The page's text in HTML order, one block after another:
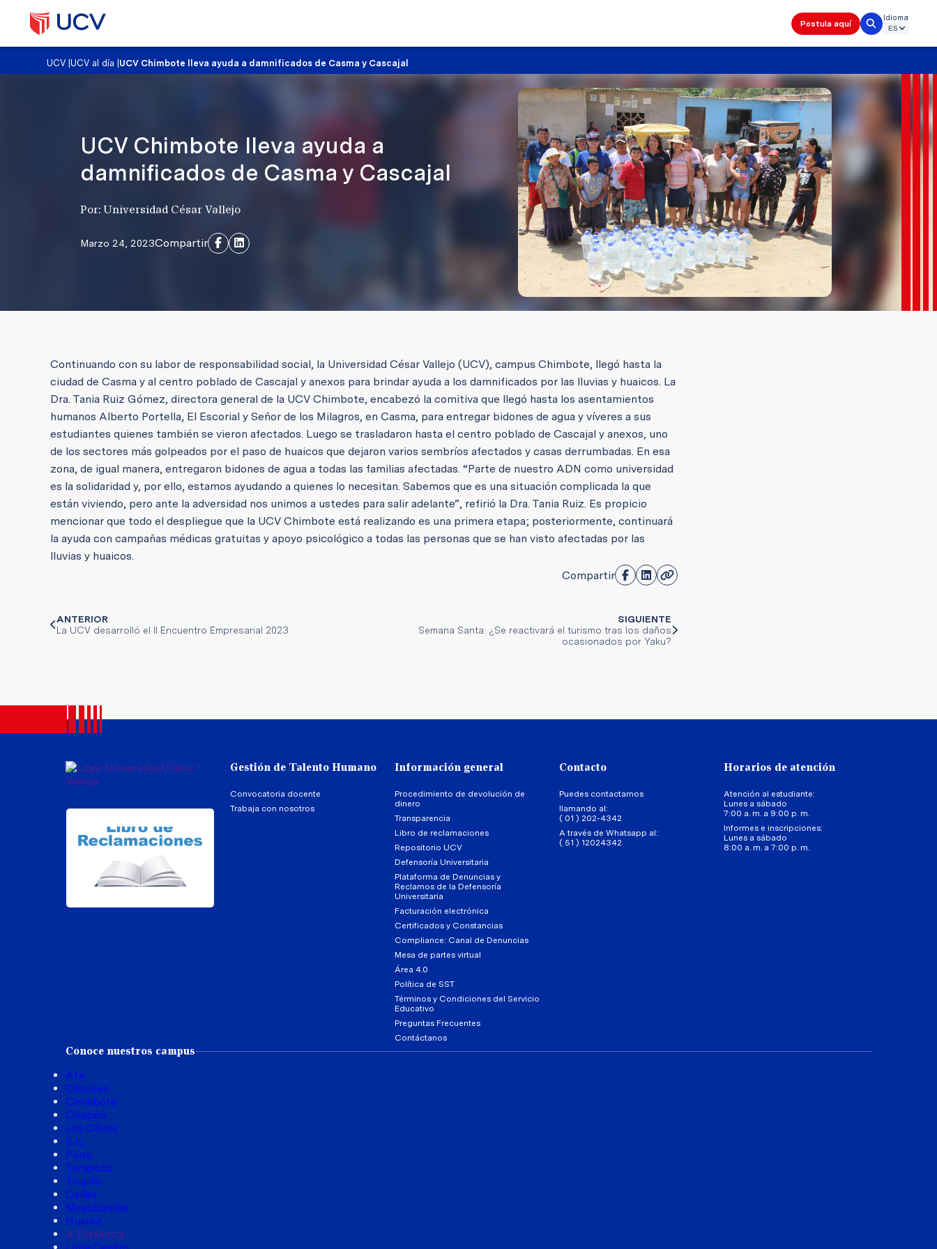
Postula aquí
Idioma
UCV |UCV al día UCV Chimbote lleva ayuda a damnificados de Casma y Cascajal
UCV Chimbote lleva ayuda a
damnificados de Casma y Cascajal
Por: Universidad César Vallejo
Marzo 24, 2023Compartir
Continuando con su labor de responsabilidad social, la Universidad César Vallejo (UCV), campus Chimbote, llegó hasta la
ciudad de Casma y al centro poblado de Cascajal y anexos para brindar ayuda a los damnificados por las lluvias y huaicos. La
Dra. Tania Ruiz Gómez, directora general de la UCV Chimbote, encabezó la comitiva que llegó hasta los asentamientos
humanos Alberto Portella, El Escorial y Señor de los Milagros, en Casma, para entregar bidones de agua y víveres a sus
estudiantes quienes también se vieron afectados. Luego se trasladaron hasta el centro poblado de Cascajal y anexos, uno
de los sectores más golpeados por el paso de huaicos que dejaron varios sembríos afectados y casas derrumbadas. En esa
zona, de igual manera, entregaron bidones de agua a todas las familias afectadas. “Parte de nuestro ADN como universidad
es la solidaridad y, por ello, estamos ayudando a quienes lo necesitan. Sabemos que es una situación complicada la que
están viviendo, pero ante la adversidad nos unimos a ustedes para salir adelante”, refirió la Dra. Tania Ruiz. Es propicio
mencionar que todo el despliegue que la UCV Chimbote está realizando es una primera etapa; posteriormente, continuará
la ayuda con campañas médicas gratuitas y apoyo psicológico a todas las personas que se han visto afectadas por las
lluvias y huaicos.
Compartir
ANTERIOR
La UCV desarrolló el II Encuentro Empresarial 2023
SIGUIENTE
Semana Santa: ¿Se reactivará el turismo tras los daños
ocasionados por Yaku?
Gestión de Talento Humano
Convocatoria docente
Trabaja con nosotros
Información general
Procedimiento de devolución de
dinero
Transparencia
Libro de reclamaciones
Repositorio UCV
Defensoría Universitaria
Plataforma de Denuncias y
Reclamos de la Defensoría
Universitaria
Facturación electrónica
Certificados y Constancias
Compliance: Canal de Denuncias
Mesa de partes virtual
Área 4.0
Política de SST
Términos y Condiciones del Servicio
Educativo
Preguntas Frecuentes
Contáctanos
Contacto
Puedes contactarnos
llamando al:
( 01 ) 202-4342
A través de Whatsapp al:
( 51 ) 12024342
Horarios de atención
Atención al estudiante:
Lunes a sábado
7:00 a. m. a 9:00 p. m.
Informes e inscripciones:
Lunes a sábado
8:00 a. m. a 7:00 p. m.
Conoce nuestros campus
Ate
Chiclayo
Chimbote
Chepén
Los Olivos
SJL
Piura
Tarapoto
Trujillo
Callao
Moyobamba
Huaraz
A Distancia